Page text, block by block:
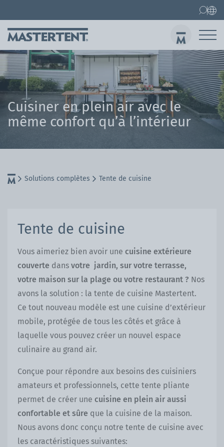
Cuisiner en plein air avec le
même confort qu’à l’intérieur
Solutions complètes Tente de cuisine
Tente de cuisine
Vous aimeriez bien avoir une cuisine extérieure
couverte dans votre jardin, sur votre terrasse,
votre maison sur la plage ou votre restaurant ? Nos
avons la solution : la tente de cuisine Mastertent.
Ce tout nouveau modèle est une cuisine d’extérieur
mobile, protégée de tous les côtés et grâce à
laquelle vous pouvez créer un nouvel espace
culinaire au grand air.
Conçue pour répondre aux besoins des cuisiniers
amateurs et professionnels, cette tente pliante
permet de créer une cuisine en plein air aussi
confortable et sûre que la cuisine de la maison.
Nous avons donc conçu notre tente de cuisine avec
les caractéristiques suivantes:
Contact FAQ
Barnum pliant
Barnum pliant 3x3 m